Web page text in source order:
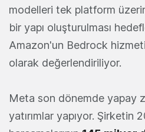
modelleri tek platform
bir yapı oluşturulması
Amazon'un Bedrock
olarak değerlendiriliyor.
Meta son dönemde yapay
yatırımlar yapıyor. Şirketin